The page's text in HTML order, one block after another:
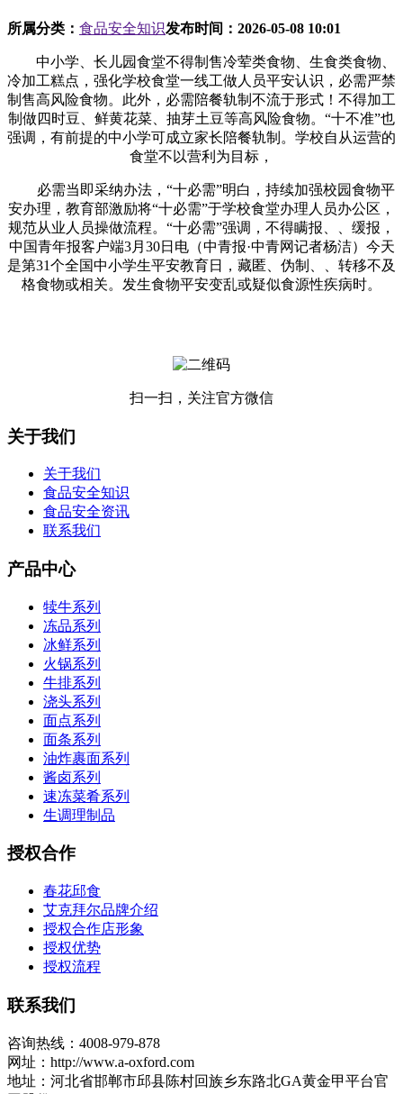
所属分类： 食品安全知识发布时间： 2026-05-08 10:01
中小学、长儿园食堂不得制售冷荤类食物、生食类食物、
冷加工糕点，强化学校食堂一线工做人员平安认识，必需严禁
制售高风险食物。此外，必需陪餐轨制不流于形式！不得加工
制做四时豆、鲜黄花菜、抽芽土豆等高风险食物。“十不准”也
强调，有前提的中小学可成立家长陪餐轨制。学校自从运营的
食堂不以营利为目标，
必需当即采纳办法，“十必需”明白，持续加强校园食物平
安办理，教育部激励将“十必需”于学校食堂办理人员办公区，
规范从业人员操做流程。“十必需”强调，不得瞒报、、缓报，
中国青年报客户端3月30日电（中青报·中青网记者杨洁）今天
是第31个全国中小学生平安教育日，藏匿、伪制、、转移不及
格食物或相关。发生食物平安变乱或疑似食源性疾病时。
扫一扫，关注官方微信
关于我们
关于我们
食品安全知识
食品安全资讯
联系我们
产品中心
犊牛系列
冻品系列
冰鲜系列
火锅系列
牛排系列
浇头系列
面点系列
面条系列
油炸裹面系列
酱卤系列
速冻菜肴系列
生调理制品
授权合作
春花邱食
艾克拜尔品牌介绍
授权合作店形象
授权优势
授权流程
联系我们
咨询热线：4008-979-878
网址：http://www.a-oxford.com
地址：河北省邯郸市邱县陈村回族乡东路北GA黄金甲平台官